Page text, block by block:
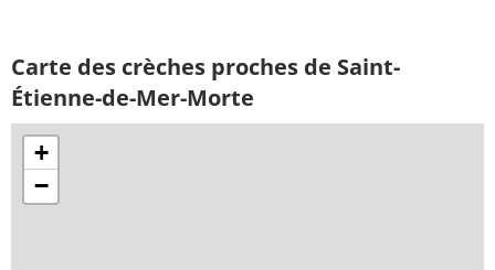
Carte des crèches proches de Saint-
Étienne-de-Mer-Morte
+
−